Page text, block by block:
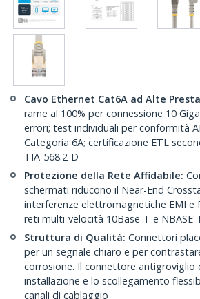
Cavo Ethernet Cat6A ad Alte
rame al 100% per connessione 10
errori; test individuali per conformità
Categoria 6A; certificazione ETL
TIA-568.2-D
Protezione della Rete Affidabile:
schermati riducono il Near-End
interferenze elettromagnetiche EMI e
reti multi-velocità 10Base-T e NBASE-
Struttura di Qualità: Connettori
per un segnale chiaro e per
corrosione. Il connettore antigroviglio
installazione e lo scollegamento
canali di cablaggio